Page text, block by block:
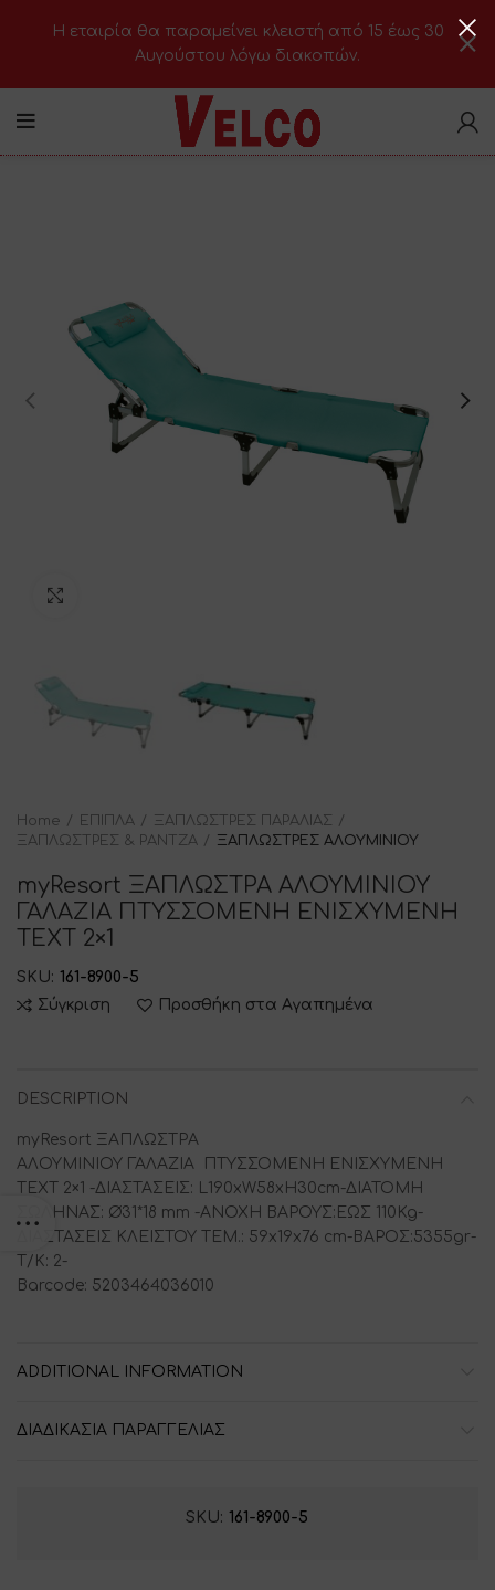
Home ΕΠΙΠΛΑ
ΞΑΠΛΩΣΤΡΕΣ ΠΑΡΑΛΙΑΣ
ΞΑΠΛΩΣΤΡΕΣ & ΡΑΝΤΖΑ
ΞΑΠΛΩΣΤΡΕΣ ΑΛΟΥΜΙΝΙΟΥ
myResort ΞΑΠΛΩΣΤΡΑ ΑΛΟΥΜΙΝΙΟΥ
ΓΑΛΑΖΙΑ ΠΤΥΣΣΟΜΕΝΗ ΕΝΙΣΧΥΜΕΝΗ
ΤΕΧΤ 2×1
SKU: 161-8900-5
Σύγκριση
Προσθήκη στα Αγαπημένα
DESCRIPTION
myResort ΞΑΠΛΩΣΤΡΑ
ΑΛΟΥΜΙΝΙΟΥ ΓΑΛΑΖΙΑ ΠΤΥΣΣΟΜΕΝΗ ΕΝΙΣΧΥΜΕΝΗ
ΤΕΧΤ 2×1 -ΔΙΑΣΤΑΣΕΙΣ: L190xW58xH30cm-ΔΙΑΤΟΜΗ
ΣΩΛΗΝΑΣ: Ø31*18 mm -ΑΝΟΧΗ ΒΑΡΟΥΣ:ΕΩΣ 110Kg-
ΔΙΑΣΤΑΣΕΙΣ ΚΛΕΙΣΤΟΥ ΤΕΜ.: 59x19x76 cm-ΒΑΡΟΣ:5355gr-
Τ/Κ: 2-
Barcode: 5203464036010
ADDITIONAL INFORMATION
ΔΙΑΔΙΚΑΣΙΑ ΠΑΡΑΓΓΕΛΙΑΣ
SKU: 161-8900-5
H εταιρία θα παραμείνει κλειστή από 15 έως 30
Αυγούστου λόγω διακοπών.